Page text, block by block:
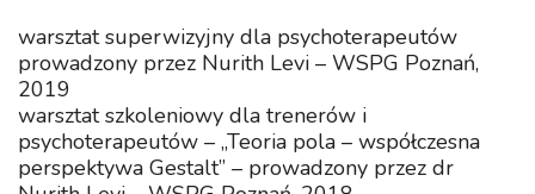
warsztat superwizyjny dla psychoterapeutów
prowadzony przez Nurith Levi – WSPG Poznań,
2019
warsztat szkoleniowy dla trenerów i
psychoterapeutów – „Teoria pola – współczesna
perspektywa Gestalt” – prowadzony przez dr